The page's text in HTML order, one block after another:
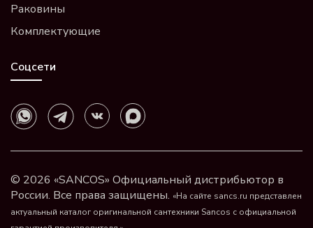
Раковины
Комплектующие
Соцсети
© 2026 «SANCOS» Официальный дистрибьютор в
России. Все права защищены. «На сайте sancs.ru представлен
актуальный каталог оригинальной сантехники Sancos с официальной